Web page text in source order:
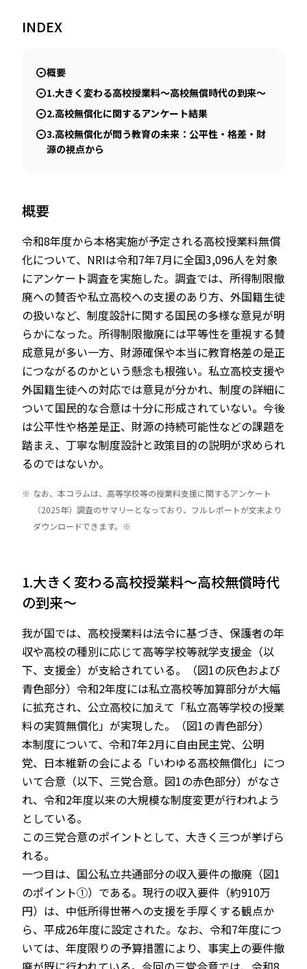
INDEX
概要
1.大きく変わる高校授業料～高校無償時代の到来～
2.高校無償化に関するアンケート結果
3.高校無償化が問う教育の未来：公平性・格差・財
源の視点から
概要
令和8年度から本格実施が予定される高校授業料無償
化について、NRIは令和7年7月に全国3,096人を対象
にアンケート調査を実施した。調査では、所得制限撤
廃への賛否や私立高校への支援のあり方、外国籍生徒
の扱いなど、制度設計に関する国民の多様な意見が明
らかになった。所得制限撤廃には平等性を重視する賛
成意見が多い一方、財源確保や本当に教育格差の是正
につながるのかという懸念も根強い。私立高校支援や
外国籍生徒への対応では意見が分かれ、制度の詳細に
ついて国民的な合意は十分に形成されていない。今後
は公平性や格差是正、財源の持続可能性などの課題を
踏まえ、丁寧な制度設計と政策目的の説明が求められ
るのではないか。
※ なお、本コラムは、高等学校等の授業料支援に関するアンケート
（2025年）調査のサマリーとなっており、フルレポートが文末より
ダウンロードできます。※
1.大きく変わる高校授業料～高校無償時代
の到来～
我が国では、高校授業料は法令に基づき、保護者の年
収や高校の種別に応じて高等学校等就学支援金（以
下、支援金）が支給されている。（図1の灰色および
青色部分）令和2年度には私立高校等加算部分が大幅
に拡充され、公立高校に加えて「私立高等学校の授業
料の実質無償化」が実現した。（図1の青色部分）
本制度について、令和7年2月に自由民主党、公明
党、日本維新の会による「いわゆる高校無償化」につ
いて合意（以下、三党合意。図1の赤色部分）がなさ
れ、令和2年度以来の大規模な制度変更が行われよう
としている。
この三党合意のポイントとして、大きく三つが挙げら
れる。
一つ目は、国公私立共通部分の収入要件の撤廃（図1
のポイント①）である。現行の収入要件（約910万
円）は、中低所得世帯への支援を手厚くする観点か
ら、平成26年度に設定された。なお、令和7年度につ
いては、年度限りの予算措置により、事実上の要件撤